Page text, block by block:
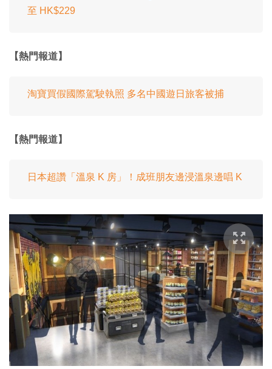
至 HK$229
【熱門報道】
淘寶買假國際駕駛執照 多名中國遊日旅客被捕
【熱門報道】
日本超讚「溫泉 K 房」！成班朋友邊浸溫泉邊唱 K